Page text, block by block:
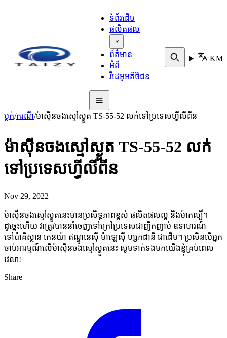
ទំព័រដើម
ផលិតផល
ព័ត៌មាន
អំពី
វីដេអូអតិថិជន
KM
ប្លក់/ករណី/ម៉ាស៊ីនចងស្មៅស្ងួត TS-55-52 លក់ទៅប្រទេសហ្វីលីពីន
ម៉ាស៊ីនចងស្មៅស្ងួត TS-55-52 លក់
ទៅប្រទេសហ្វីលីពីន
Nov 29, 2022
ម៉ាស៊ីនចងស្មៅស្ងួតនេះមានប្រសិទ្ធភាពខ្ពស់ ផលិតផលល្អ និងម៉ាកល្បី។
ដូច្នេះហើយ វាត្រូវបាននាំចេញទៅក្រៅប្រទេសជាញឹកញាប់ ឧទាហរណ៍
ទៅប៉ាគីស្ថាន កេនយ៉ា ឥណ្ឌូនេស៊ី ម៉ាឡេស៊ី ហ្សកដានី ជាដើម។ ប្រសិនបើអ្នក
ចាប់អារម្មណ៍លើម៉ាស៊ីនចងស្មៅស្ងួតនេះ សូមទាក់ទងមកយើងខ្ញុំគ្រប់ពេល
វេលា!
Share